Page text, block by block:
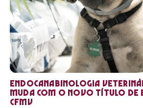
Endocanabinologia
muda com o novo título de
CFMV